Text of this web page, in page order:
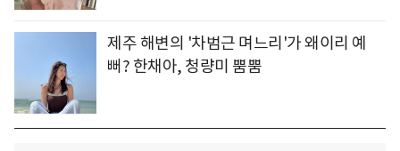
제주 해변의 '차범근 며느리'가 왜이리 예
뻐? 한채아, 청량미 뿜뿜